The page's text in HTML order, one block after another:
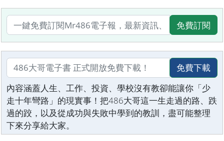
免費訂閱
免費下載
內容涵蓋人生、工作、投資、學校沒有教卻能讓你「少
走十年彎路」的現實事！把486大哥這一生走過的路、跌
過的跤，以及從成功與失敗中學到的教訓，盡可能整理
下來分享給大家。